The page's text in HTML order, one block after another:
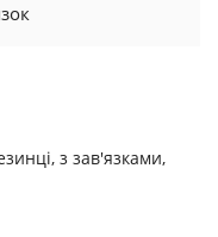
з зав'язками,